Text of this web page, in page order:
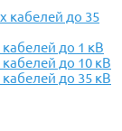
кабелей до 35
до 1 кВ
до 10 кВ
до 35 кВ